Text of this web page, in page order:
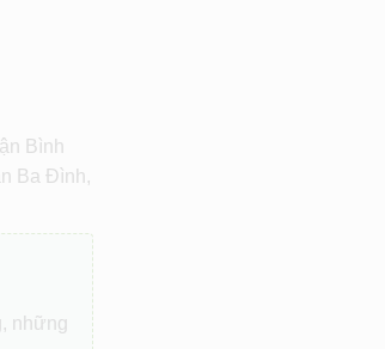
Bình
Ba Đình,
những